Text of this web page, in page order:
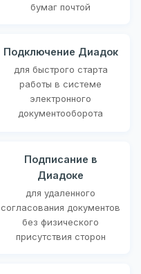
бумаг почтой
Подключение Диадок
для быстрого старта
работы в системе
электронного
документооборота
Подписание в
Диадоке
для удаленного
согласования документов
без физического
присутствия сторон